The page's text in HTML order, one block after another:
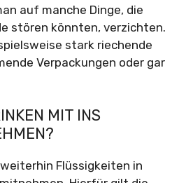
auf manche Dinge, die
stören könnten, verzichten.
stark riechende
Verpackungen oder gar
MIT INS
Flüssigkeiten in